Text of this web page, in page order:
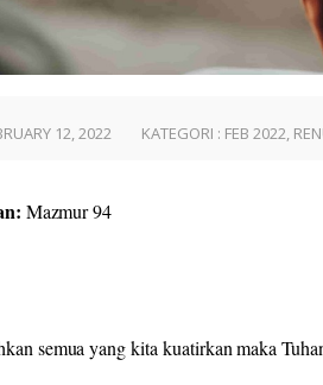
12, 2022 KATEGORI : FEB 2022,
Mazmur 94
semua yang kita kuatirkan maka